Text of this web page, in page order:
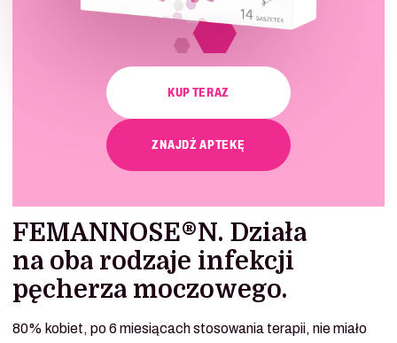
KUP TERAZ
ZNAJDŹ APTEKĘ
FEMANNOSE®N. Działa
na oba rodzaje infekcji
pęcherza moczowego.
80% kobiet, po 6 miesiącach stosowania terapii, nie miało